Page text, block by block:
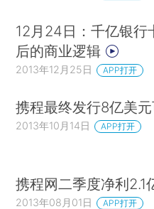
12月24日：千亿银行
后的商业逻辑
2013年12月25日 APP打开
携程最终发行8亿美
2013年10月14日 APP打开
携程网二季度净利2.1
2013年08月01日 APP打开